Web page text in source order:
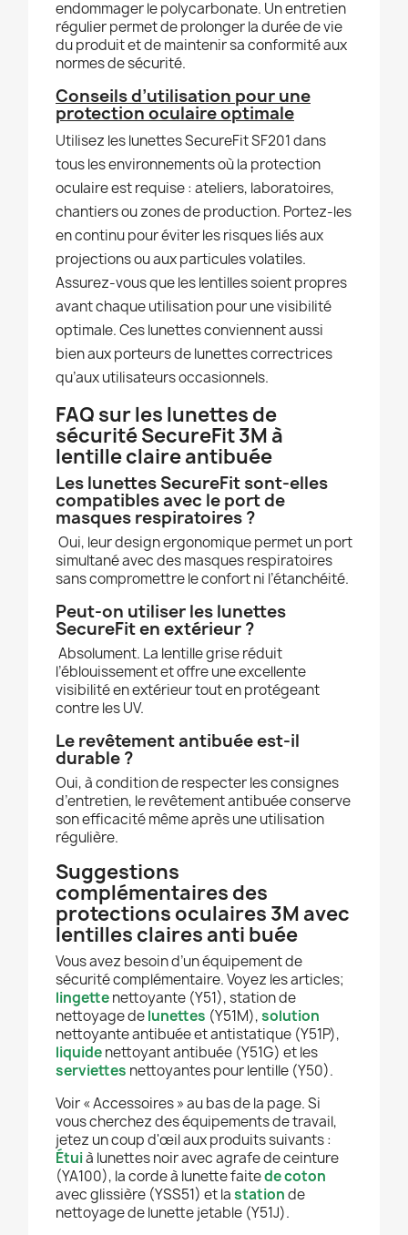
endommager le polycarbonate. Un entretien
régulier permet de prolonger la durée de vie
du produit et de maintenir sa conformité aux
normes de sécurité.
Conseils d’utilisation pour une
protection oculaire optimale
Utilisez les lunettes SecureFit SF201 dans
tous les environnements où la protection
oculaire est requise : ateliers, laboratoires,
chantiers ou zones de production. Portez-les
en continu pour éviter les risques liés aux
projections ou aux particules volatiles.
Assurez-vous que les lentilles soient propres
avant chaque utilisation pour une visibilité
optimale. Ces lunettes conviennent aussi
bien aux porteurs de lunettes correctrices
qu’aux utilisateurs occasionnels.
FAQ sur les lunettes de
sécurité SecureFit 3M à
lentille claire antibuée
Les lunettes SecureFit sont-elles
compatibles avec le port de
masques respiratoires ?
Oui, leur design ergonomique permet un port
simultané avec des masques respiratoires
sans compromettre le confort ni l’étanchéité.
Peut-on utiliser les lunettes
SecureFit en extérieur ?
Absolument. La lentille grise réduit
l’éblouissement et offre une excellente
visibilité en extérieur tout en protégeant
contre les UV.
Le revêtement antibuée est-il
durable ?
Oui, à condition de respecter les consignes
d’entretien, le revêtement antibuée conserve
son efficacité même après une utilisation
régulière.
Suggestions
complémentaires des
protections oculaires 3M avec
lentilles claires anti buée
Vous avez besoin d’un équipement de
sécurité complémentaire. Voyez les articles;
lingettenettoyante (Y51), station de
nettoyage delunettes (Y51M),solution
nettoyante antibuée et antistatique (Y51P),
liquidenettoyant antibuée (Y51G) et les
serviettes nettoyantes pour lentille (Y50).
Voir « Accessoires » au bas de la page. Si
vous cherchez des équipements de travail,
jetez un coup d'œil aux produits suivants :
Étuià lunettes noir avec agrafe de ceinture
(YA100), la corde à lunette faitede coton
avec glissière (YSS51) et lastationde
nettoyage de lunette jetable (Y51J).